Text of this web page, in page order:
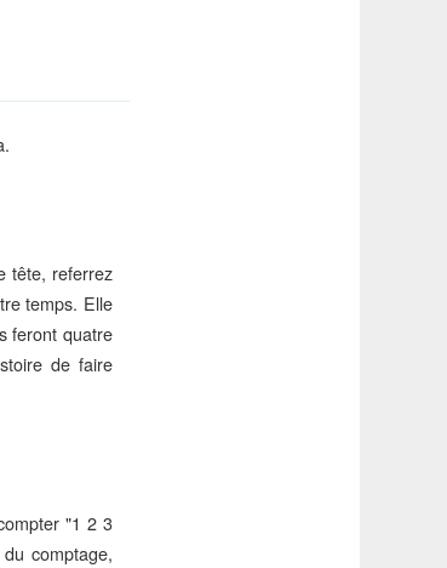
tête, referrez
temps. Elle
feront quatre
de faire
"1 2 3
comptage,